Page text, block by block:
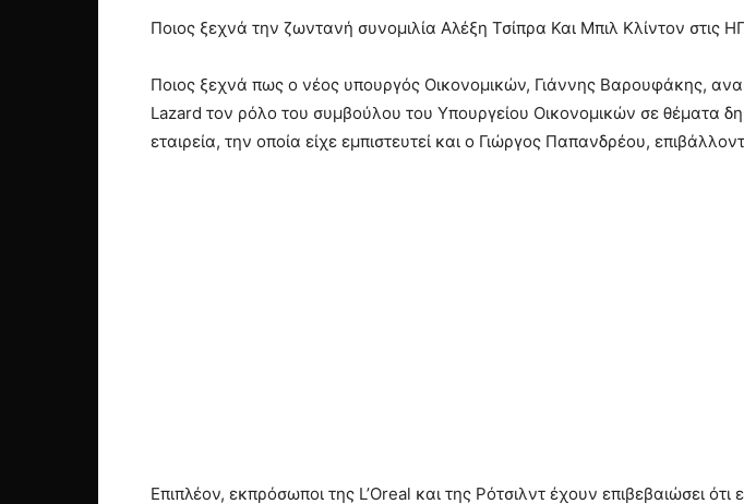
Ποιος ξεχνά την ζωντανή συνομιλία Αλέξη Τσίπρα Και Μπιλ Κλίντον στις
Ποιος ξεχνά πως ο νέος υπουργός Οικονομικών, Γιάννης Βαρουφάκης,
Lazard τον ρόλο του συμβούλου του Υπουργείου Οικονομικών σε θέματα
εταιρεία, την οποία είχε εμπιστευτεί και ο Γιώργος Παπανδρέου,
Επιπλέον, εκπρόσωποι της L’Oreal και της Ρότσιλντ έχουν επιβεβαιώσει